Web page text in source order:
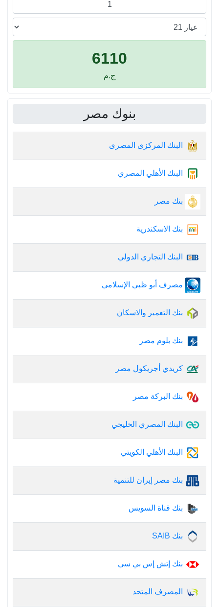
6110
ج.م
بنوك مصر
البنك المركزى المصرى
البنك الأهلي المصري
بنك مصر
بنك الاسكندرية
البنك التجاري الدولي
مصرف أبو ظبي الإسلامي
بنك التعمير والاسكان
بنك بلوم مصر
كريدي أجريكول مصر
بنك البركة مصر
البنك المصري الخليجي
البنك الأهلي الكويتي
بنك مصر إيران للتنمية
بنك قناة السويس
بنك SAIB
بنك إتش إس بي سي
المصرف المتحد